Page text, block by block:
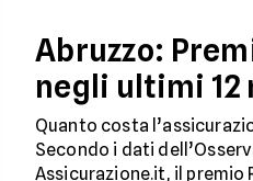
Abruzzo:
negli ultimi 12
Quanto costa
Secondo i dati
Assicurazione.it, il premio